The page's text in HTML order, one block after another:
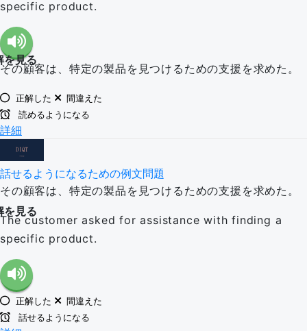
specific product.
を見る
その顧客は、特定の製品を見つけるための支援を求めた。
正解した
間違えた
読めるようになる
詳細
話せるようになるための例文問題
その顧客は、特定の製品を見つけるための支援を求めた。
を見る
The customer asked for assistance with finding a
specific product.
正解した
間違えた
話せるようになる